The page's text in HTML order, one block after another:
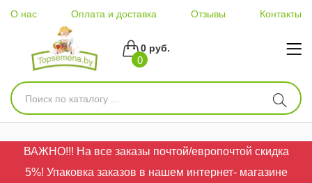
О нас Оплата и доставка Отзывы Контакты
0
0 руб.
ВАЖНО!!! На все заказы почтой/европочтой скидка
5%! Упаковка заказов в нашем интернет- магазине